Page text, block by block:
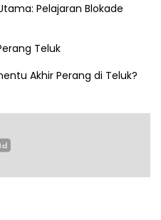
Pelajaran Blokade
Teluk
Akhir Perang di Teluk?